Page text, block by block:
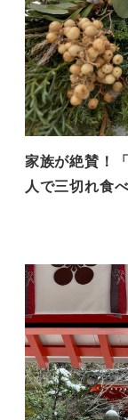
家族が絶賛！
人で三切れ食